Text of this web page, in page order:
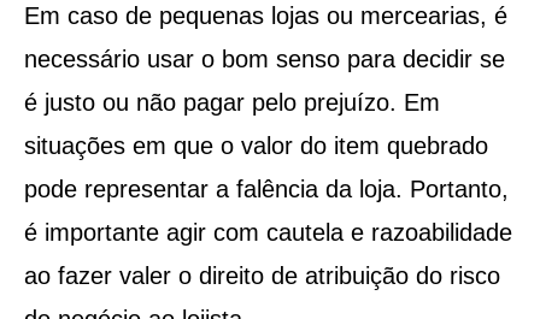
Em caso de pequenas lojas ou mercearias, é
necessário usar o bom senso para decidir se
é justo ou não pagar pelo prejuízo. Em
situações em que o valor do item quebrado
pode representar a falência da loja. Portanto,
é importante agir com cautela e razoabilidade
ao fazer valer o direito de atribuição do risco